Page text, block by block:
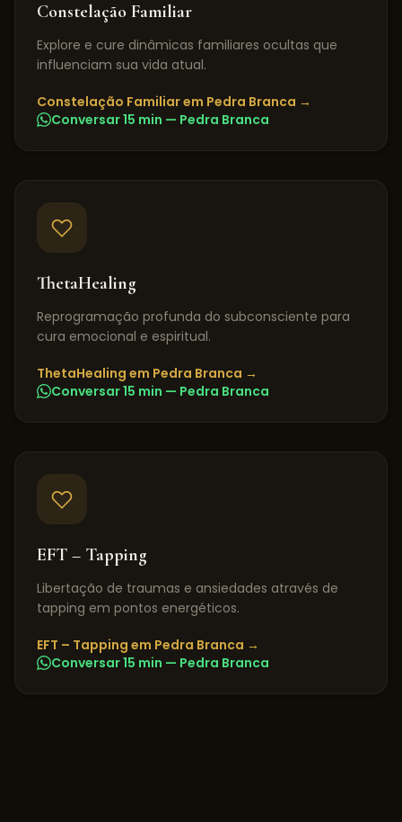
Constelação Familiar
Explore e cure dinâmicas familiares ocultas que
influenciam sua vida atual.
Constelação Familiarem Pedra Branca →
Conversar 15 min — Pedra Branca
ThetaHealing
Reprogramação profunda do subconsciente para
cura emocional e espiritual.
ThetaHealing em Pedra Branca →
Conversar 15 min — Pedra Branca
EFT – Tapping
Libertação de traumas e ansiedades através de
tapping em pontos energéticos.
EFT – Tapping em Pedra Branca →
Conversar 15 min — Pedra Branca